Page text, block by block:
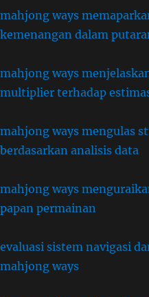
mahjong ways
kemenangan dalam
mahjong ways
multiplier terhadap
mahjong ways mengulas
berdasarkan analisis data
mahjong ways
papan permainan
evaluasi sistem navigasi
mahjong ways